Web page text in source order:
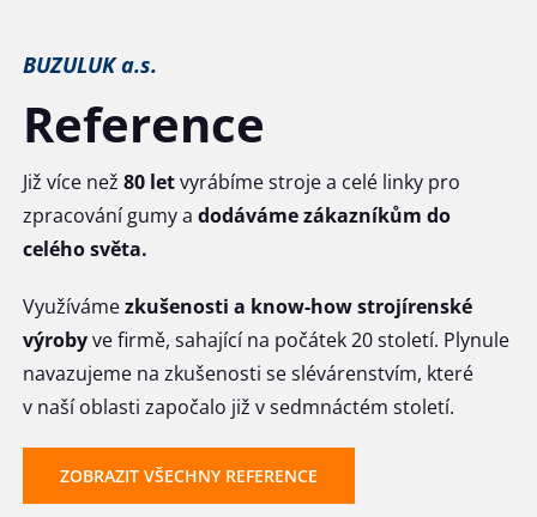
BUZULUK a.s.
Reference
Již více než 80 letvyrábíme stroje a celé linky pro
zpracování gumy adodáváme zákazníkům do
celého světa.
Využívámezkušenosti a know-how strojírenské
výrobyve firmě, sahající na počátek 20 století. Plynule
navazujeme na zkušenosti se slévárenstvím, které
v naší oblasti započalo již v sedmnáctém století.
ZOBRAZIT VŠECHNY REFERENCE